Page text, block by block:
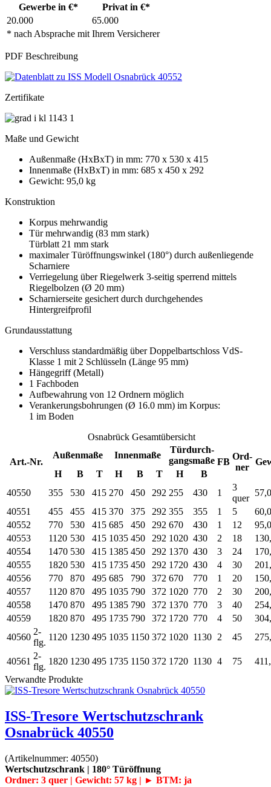
Gewerbe in €* Privat in €*
* nach Absprache mit Ihrem Versicherer
20.000 65.000
PDF Beschreibung
Zertifikate
Maße und Gewicht
Außenmaße (HxBxT) in mm: 770 x 530 x 415
Innenmaße (HxBxT) in mm: 685 x 450 x 292
Gewicht: 95,0 kg
Konstruktion
Korpus mehrwandig
Tür mehrwandig (83 mm stark)
Türblatt 21 mm stark
maximaler Türöffnungswinkel (180°) durch außenliegende
Scharniere
Verriegelung über Riegelwerk 3-seitig sperrend mittels
Riegelbolzen (Ø 20 mm)
Scharnierseite gesichert durch durchgehendes
Hintergreifprofil
Grundausstattung
Verschluss standardmäßig über Doppelbartschloss VdS-
Klasse 1 mit 2 Schlüsseln (Länge 95 mm)
Hängegriff (Metall)
1 Fachboden
Aufbewahrung von 12 Ordnern möglich
Verankerungsbohrungen (Ø 16.0 mm) im Korpus:
1 im Boden
Osnabrück Gesamtübersicht
Art.-Nr.
Außenmaße Innenmaße
Türdurch-
gangsmaße FB
Ord-
ner
H
B T H B T H
B
40550
355 530 415 270 450 292 255 430 1
3
quer
57,0
40551
455 455 415 370 375 292 355 355 1 5
60,0
40552
770 530 415 685 450 292 670 430 1 12
95,0
40553
1120 530 415 1035 450 292 1020 430 2 18
40554
1470 530 415 1385 450 292 1370 430 3 24
40555
1820 530 415 1735 450 292 1720 430 4 30
40556
770 870 495 685 790 372 670 770 1 20
40557
1120 870 495 1035 790 372 1020 770 2 30
40558
1470 870 495 1385 790 372 1370 770 3 40
40559
1820 870 495 1735 790 372 1720 770 4 50
40560
2-
flg.
1120 1230 495 1035 1150 372 1020 1130 2 45
40561
2-
flg.
1820 1230 495 1735 1150 372 1720 1130 4 75
Verwandte Produkte
ISS-Tresore Wertschutzschrank
Osnabrück 40550
(Artikelnummer: 40550)
Wertschutzschrank | 180° Türöffnung
Ordner: 3 quer | Gewicht: 57 kg | ► BTM: ja